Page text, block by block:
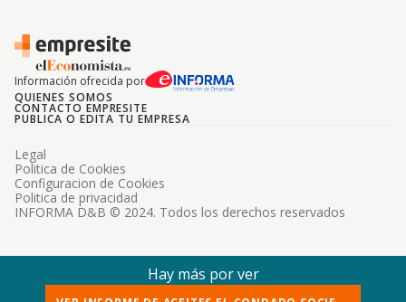
Información ofrecida por
QUIENES SOMOS
CONTACTO EMPRESITE
PUBLICA O EDITA TU EMPRESA
INFORMA D&B © 2024. Todos los derechos reservados
Legal
Politica de Cookies
Configuracion de Cookies
Politica de privacidad
Hay más por ver